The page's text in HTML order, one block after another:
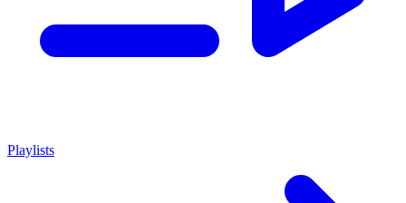
Playlists